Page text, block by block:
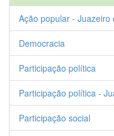
Ação popular - Juazeiro
Democracia
Participação política
Participação política -
Participação social